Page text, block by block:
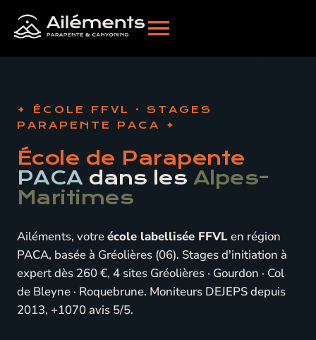
ÉCOLE FFVL · STAGES
PARAPENTE PACA
École de Parapente
PACAdans les Alpes-
Maritimes
Ailéments, votreécole labellisée FFVLen région
PACA, basée à Gréolières (06). Stages d'initiation à
expert dès 260 €, 4 sites Gréolières · Gourdon · Col
de Bleyne · Roquebrune. Moniteurs DEJEPS depuis
2013, +1070 avis 5/5.